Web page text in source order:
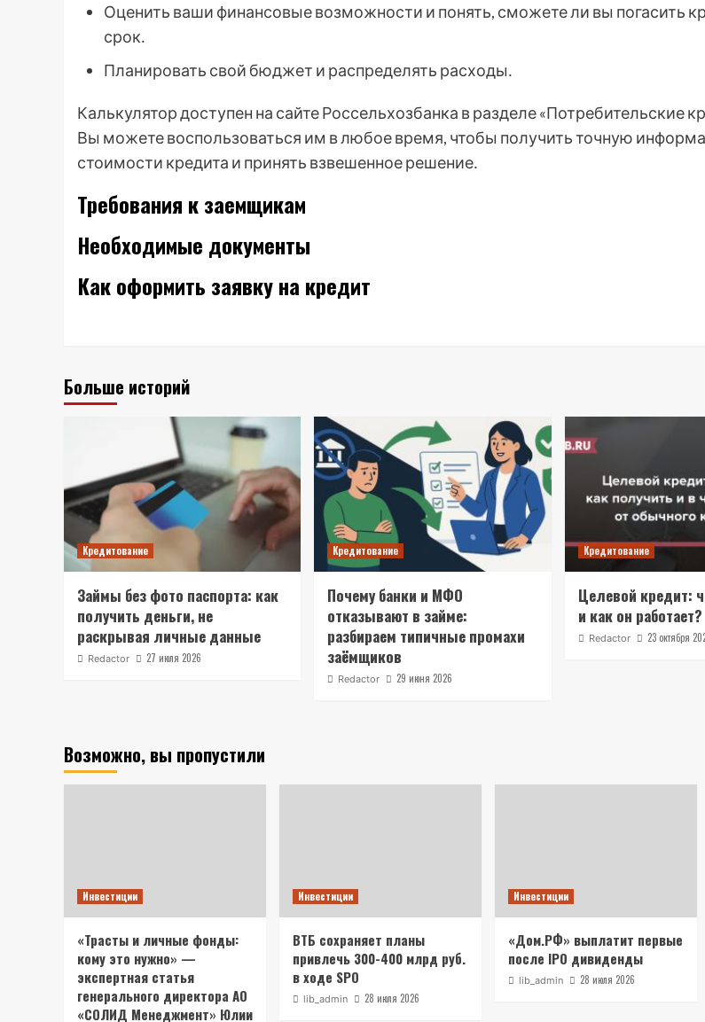
Оценить ваши финансовые возможности и понять, сможете ли вы погасить
срок․
Планировать свой бюджет и распределять расходы․
Калькулятор доступен на сайте Россельхозбанка в разделе «Потребительские
Вы можете воспользоваться им в любое время, чтобы получить точную
стоимости кредита и принять взвешенное решение․
Требования к заемщикам
Необходимые документы
Как оформить заявку на кредит
Больше историй
Кредитование
Займы без фото паспорта: как
получить деньги, не
раскрывая личные данные
Redactor 27 июля 2026
Кредитование
Почему банки и МФО
отказывают в займе:
разбираем типичные промахи
заёмщиков
Redactor 29 июня 2026
Кредитование
Целевой кредит:
и как он работает?
Redactor 23 октября
Возможно, вы пропустили
Инвестиции
«Трасты и личные фонды:
кому это нужно» —
экспертная статья
генерального директора АО
«СОЛИД Менеджмент» Юлии
Инвестиции
ВТБ сохраняет планы
привлечь 300-400 млрд руб.
в ходе SPO
lib_admin 28 июля 2026
Инвестиции
«Дом.РФ» выплатит первые
после IPO дивиденды
lib_admin 28 июля 2026